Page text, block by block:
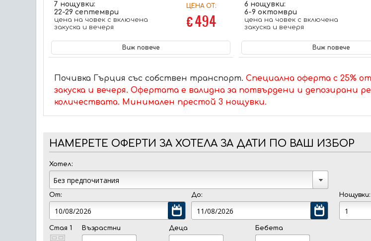
7 нощувки:
22-29 септември
цена на човек с включена
закуска и вечеря
ЦЕНА ОТ:
€ 494
Виж повече
6 нощувки:
6-9 октомври
цена на човек с включена
закуска и вечеря
Виж повече
Почивка Гърция със собствен транспорт. Специална оферта с 25%
закуска и вечеря. Офертата е валидна за потвърдени и депозирани
количествата. Минимален престой 3 нощувки.
НАМЕРЕТЕ ОФЕРТИ ЗА ХОТЕЛА ЗА ДАТИ ПО ВАШ ИЗБОР
Хотел:
От: До: Нощувки:
Стая 1 Възрастни Деца Бебета